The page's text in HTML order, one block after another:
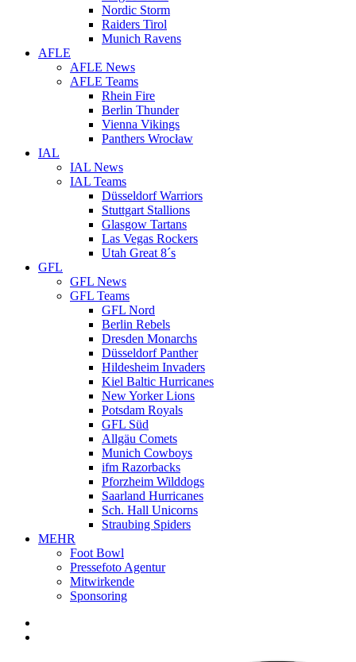
Nordic Storm
Raiders Tirol
Munich Ravens
AFLE
AFLE News
AFLE Teams
Rhein Fire
Berlin Thunder
Vienna Vikings
Panthers Wrocław
IAL
IAL News
IAL Teams
Düsseldorf Warriors
Stuttgart Stallions
Glasgow Tartans
Las Vegas Rockers
Utah Great 8´s
GFL
GFL News
GFL Teams
GFL Nord
Berlin Rebels
Dresden Monarchs
Düsseldorf Panther
Hildesheim Invaders
Kiel Baltic Hurricanes
New Yorker Lions
Potsdam Royals
GFL Süd
Allgäu Comets
Munich Cowboys
ifm Razorbacks
Pforzheim Wilddogs
Saarland Hurricanes
Sch. Hall Unicorns
Straubing Spiders
MEHR
Foot Bowl
Pressefoto Agentur
Mitwirkende
Sponsoring